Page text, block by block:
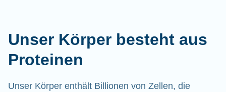
Unser Körper besteht aus
Proteinen
Unser Körper enthält Billionen von Zellen, die